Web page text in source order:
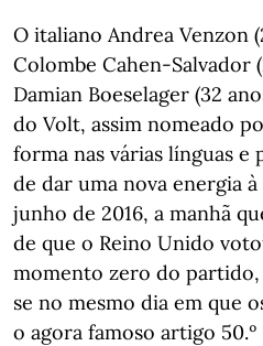
O italiano Andrea Venzon
Colombe Cahen-Salvador
Damian Boeselager (32
do Volt, assim nomeado
forma nas várias línguas e
de dar uma nova energia
junho de 2016, a manhã
de que o Reino Unido
momento zero do
se no mesmo dia em que
o agora famoso artigo